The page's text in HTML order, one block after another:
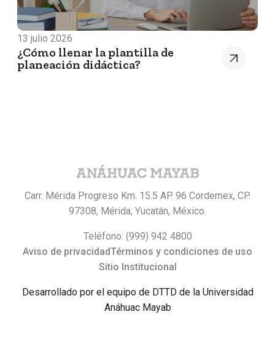
13 julio 2026
¿Cómo llenar la plantilla de
planeación didáctica?
Carr. Mérida Progreso Km. 15.5 AP. 96 Cordemex, CP.
97308, Mérida, Yucatán, México.
Teléfono: (999) 942 4800
Aviso de privacidadTérminos y condiciones de uso
Sitio Institucional
Desarrollado por el equipo de DTTD de la Universidad
Anáhuac Mayab